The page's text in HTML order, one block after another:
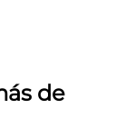
de